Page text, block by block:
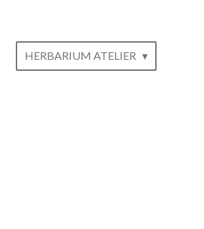
HERBARIUM ATELIER